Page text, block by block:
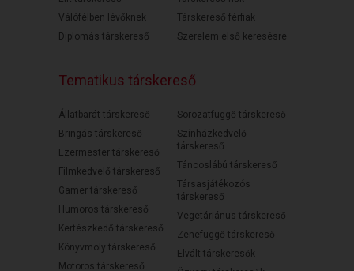
Válófélben lévőknek
Diplomás társkereső
Társkereső férfiak
Szerelem első keresésre
Tematikus társkereső
Állatbarát társkereső
Bringás társkereső
Ezermester társkereső
Filmkedvelő társkereső
Gamer társkereső
Humoros társkereső
Kertészkedő társkereső
Könyvmoly társkereső
Motoros társkereső
Sorozatfüggő társkereső
Színházkedvelő
társkereső
Táncoslábú társkereső
Társasjátékozós
társkereső
Vegetáriánus társkereső
Zenefüggő társkereső
Elvált társkeresők